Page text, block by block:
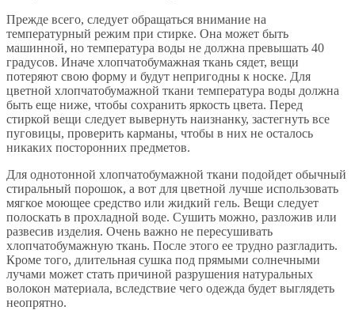
Прежде всего, следует обращаться внимание на
температурный режим при стирке. Она может быть
машинной, но температура воды не должна превышать 40
градусов. Иначе хлопчатобумажная ткань сядет, вещи
потеряют свою форму и будут непригодны к носке. Для
цветной хлопчатобумажной ткани температура воды должна
быть еще ниже, чтобы сохранить яркость цвета. Перед
стиркой вещи следует вывернуть наизнанку, застегнуть все
пуговицы, проверить карманы, чтобы в них не осталось
никаких посторонних предметов.
Для однотонной хлопчатобумажной ткани подойдет обычный
стиральный порошок, а вот для цветной лучше использовать
мягкое моющее средство или жидкий гель. Вещи следует
полоскать в прохладной воде. Сушить можно, разложив или
развесив изделия. Очень важно не пересушивать
хлопчатобумажную ткань. После этого ее трудно разгладить.
Кроме того, длительная сушка под прямыми солнечными
лучами может стать причиной разрушения натуральных
волокон материала, вследствие чего одежда будет выглядеть
неопрятно.